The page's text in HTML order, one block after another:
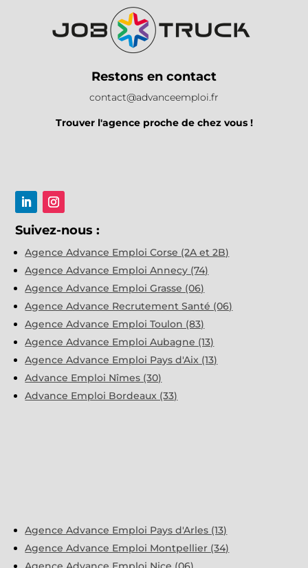
Restons en contact
contact@advanceemploi.fr
Trouver l'agence proche de chez vous !
Suivez-nous :
Agence Advance Emploi Corse (2A et 2B)
Agence Advance Emploi Annecy (74)
Agence Advance Emploi Grasse (06)
Agence Advance Recrutement Santé (06)
Agence Advance Emploi Toulon (83)
Agence Advance Emploi Aubagne (13)
Agence Advance Emploi Pays d'Aix (13)
Advance Emploi Nîmes (30)
Advance Emploi Bordeaux (33)
Agence Advance Emploi Pays d'Arles (13)
Agence Advance Emploi Montpellier (34)